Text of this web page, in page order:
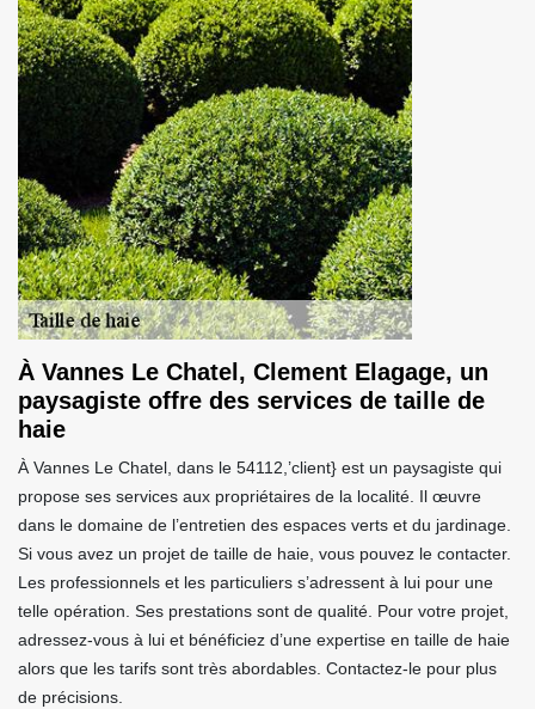
À Vannes Le Chatel, Clement Elagage, un
paysagiste offre des services de taille de
haie
À Vannes Le Chatel, dans le 54112,’client} est un paysagiste qui
propose ses services aux propriétaires de la localité. Il œuvre
dans le domaine de l’entretien des espaces verts et du jardinage.
Si vous avez un projet de taille de haie, vous pouvez le contacter.
Les professionnels et les particuliers s’adressent à lui pour une
telle opération. Ses prestations sont de qualité. Pour votre projet,
adressez-vous à lui et bénéficiez d’une expertise en taille de haie
alors que les tarifs sont très abordables. Contactez-le pour plus
de précisions.